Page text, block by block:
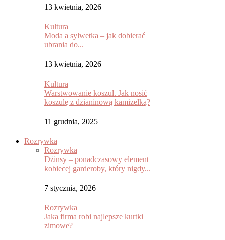
13 kwietnia, 2026
Kultura
Moda a sylwetka – jak dobierać
ubrania do...
13 kwietnia, 2026
Kultura
Warstwowanie koszul. Jak nosić
koszulę z dzianinową kamizelką?
11 grudnia, 2025
Rozrywka
Rozrywka
Dżinsy – ponadczasowy element
kobiecej garderoby, który nigdy...
7 stycznia, 2026
Rozrywka
Jaka firma robi najlepsze kurtki
zimowe?